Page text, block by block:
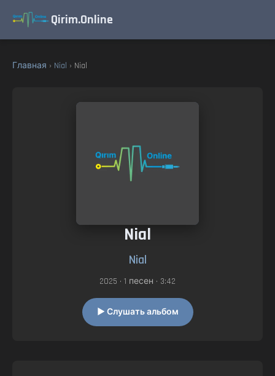
Qirim.Online
Главная › Nial › Nial
Nial
Nial
2025 • 1 песен • 3:42
▶ Слушать альбом